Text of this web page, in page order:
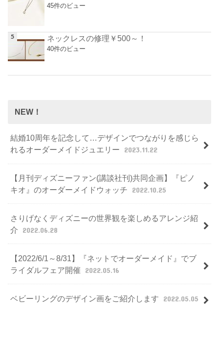
45件のビュー
ネックレスの修理￥500～！
40件のビュー
NEW！
結婚10周年を記念して…デザインでつながりを感じら
れるオーダーメイドジュエリー
2023.11.22
【月刊ディズニーファン(講談社刊)共同企画】『ピノ
キオ』のオーダーメイドウォッチ
2022.10.25
さりげなくディズニーの世界観を楽しめるアレンジ紹
介
2022.06.28
【2022/6/1～8/31】『ネットでオーダーメイド』でブ
ライダルフェア開催
2022.05.16
ベビーリングのデザイン画をご紹介します 2022.05.05